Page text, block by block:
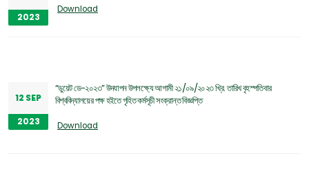
2023
Download
12 SEP
2023
“ডুয়েট ডে-২০২৩” উদযাপন উপলক্ষ্যে আগামী ২১/০৯/২০২৩ খ্রি. তারিখ বৃহস্পতিবার
বিশ্ববিদ্যালয়ের পক্ষ হইতে গৃহিত কর্মসূচী সংক্রান্ত বিজ্ঞপ্তি
Download